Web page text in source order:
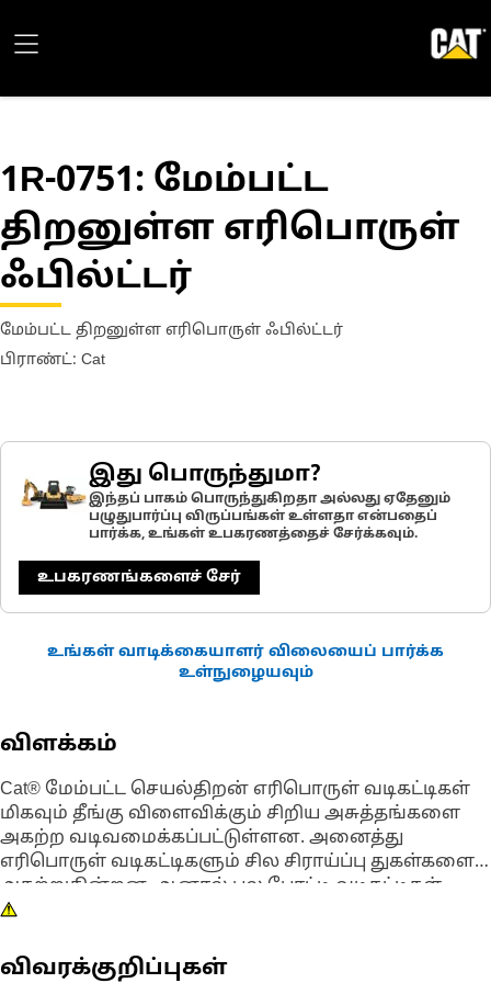
1R-0751: மேம்பட்ட
திறனுள்ள எரிபொருள்
ஃபில்ட்டர்
மேம்பட்ட திறனுள்ள எரிபொருள் ஃபில்ட்டர்
பிராண்ட்: Cat
இது பொருந்துமா?
இந்தப் பாகம் பொருந்துகிறதா அல்லது ஏதேனும்
பழுதுபார்ப்பு விருப்பங்கள் உள்ளதா என்பதைப்
பார்க்க, உங்கள் உபகரணத்தைச் சேர்க்கவும்.
உபகரணங்களைச் சேர்
உங்கள் வாடிக்கையாளர் விலையைப் பார்க்க
உள்நுழையவும்
விளக்கம்
Cat® மேம்பட்ட செயல்திறன் எரிபொருள் வடிகட்டிகள்
மிகவும் தீங்கு விளைவிக்கும் சிறிய அசுத்தங்களை
அகற்ற வடிவமைக்கப்பட்டுள்ளன. அனைத்து
எரிபொருள் வடிகட்டிகளும் சில சிராய்ப்பு துகள்களை
அகற்றுகின்றன, ஆனால் பல போட்டி வடிகட்டிகள்
உணர்திறன் வாய்ந்த எரிபொருள் அமைப்பு
துகள்களை கைப்பற்றி தக்கவைத்துக்கொள்வதில்
விவரக்குறிப்புகள்